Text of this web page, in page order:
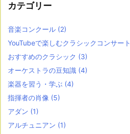
カテゴリー
音楽コンクール (2)
YouTubeで楽しむクラシックコンサート
おすすめのクラシック (3)
オーケストラの豆知識 (4)
楽器を習う・学ぶ (4)
指揮者の肖像 (5)
アダン (1)
アルチュニアン (1)